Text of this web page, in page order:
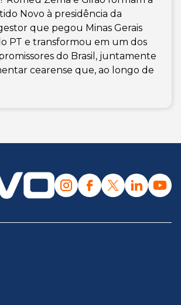
Novo à presidência da
que pegou Minas Gerais
PT e transformou em um dos
do Brasil, juntamente
cearense que, ao longo de